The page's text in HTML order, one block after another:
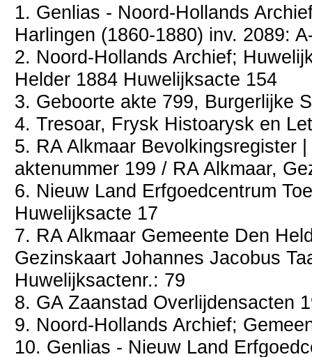
1. Genlias - Noord-Hollands
Harlingen (1860-1880) inv. 2089:
2. Noord-Hollands Archief;
Helder 1884 Huwelijksacte 154
3. Geboorte akte 799, Burgerlijke
4. Tresoar, Frysk Histoarysk en
5. RA Alkmaar Bevolkingsregister
aktenummer 199 / RA Alkmaar,
6. Nieuw Land Erfgoedcentrum
Huwelijksacte 17
7. RA Alkmaar Gemeente Den
Gezinskaart Johannes Jacobus
Huwelijksactenr.: 79
8. GA Zaanstad Overlijdensacten
9. Noord-Hollands Archief;
10. Genlias - Nieuw Land